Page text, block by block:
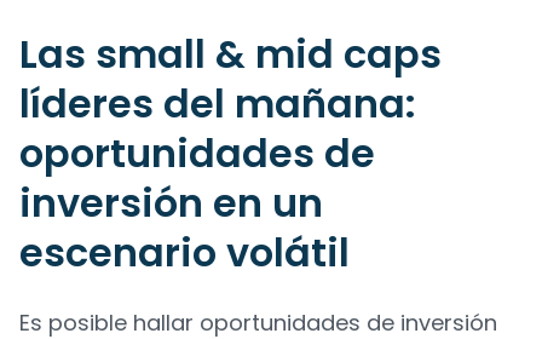
Las small & mid caps
líderes del mañana:
oportunidades de
inversión en un
escenario volátil
Es posible hallar oportunidades de inversión